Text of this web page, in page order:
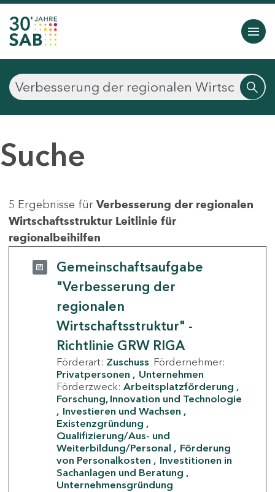
Suche
5 Ergebnisse für Verbesserung der regionalen
Wirtschaftsstruktur Leitlinie für
regionalbeihilfen
Gemeinschaftsaufgabe
"Verbesserung der
regionalen
Wirtschaftsstruktur" -
Richtlinie GRW RIGA
Förderart: Zuschuss Fördernehmer:
Privatpersonen
Unternehmen
Förderzweck: Arbeitsplatzförderung
Forschung, Innovation und Technologie
Investieren und Wachsen
Existenzgründung
Qualifizierung/Aus- und
Weiterbildung/Personal
Förderung
von Personalkosten
Investitionen in
Sachanlagen und Beratung
Unternehmensgründung